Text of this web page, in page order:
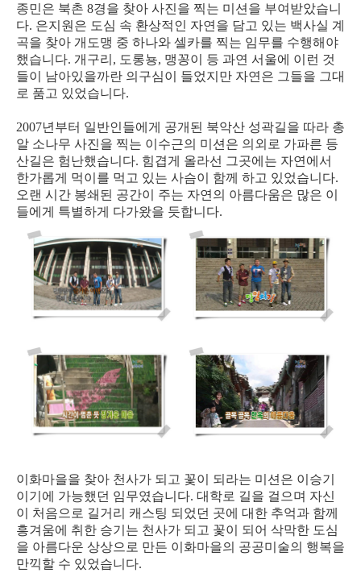
종민은 북촌 8경을 찾아 사진을 찍는 미션을 부여받았습니
다. 은지원은 도심 속 환상적인 자연을 담고 있는 백사실 계
곡을 찾아 개도맹 중 하나와 셀카를 찍는 임무를 수행해야
했습니다. 개구리, 도롱뇽, 맹꽁이 등 과연 서울에 이런 것
들이 남아있을까란 의구심이 들었지만 자연은 그들을 그대
로 품고 있었습니다.
2007년부터 일반인들에게 공개된 북악산 성곽길을 따라 총
알 소나무 사진을 찍는 이수근의 미션은 의외로 가파른 등
산길은 험난했습니다. 힘겹게 올라선 그곳에는 자연에서
한가롭게 먹이를 먹고 있는 사슴이 함께 하고 있었습니다.
오랜 시간 봉쇄된 공간이 주는 자연의 아름다움은 많은 이
들에게 특별하게 다가왔을 듯합니다.
이화마을을 찾아 천사가 되고 꽃이 되라는 미션은 이승기
이기에 가능했던 임무였습니다. 대학로 길을 걸으며 자신
이 처음으로 길거리 캐스팅 되었던 곳에 대한 추억과 함께
흥겨움에 취한 승기는 천사가 되고 꽃이 되어 삭막한 도심
을 아름다운 상상으로 만든 이화마을의 공공미술의 행복을
만끽할 수 있었습니다.